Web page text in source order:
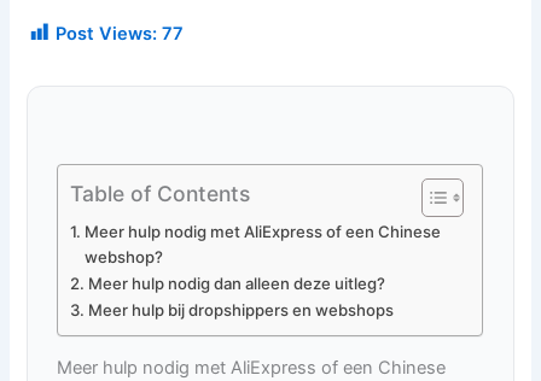
Post Views: 77
Table of Contents
Meer hulp nodig met AliExpress of een Chinese
webshop?
Meer hulp nodig dan alleen deze uitleg?
Meer hulp bij dropshippers en webshops
Meer hulp nodig met AliExpress of een Chinese